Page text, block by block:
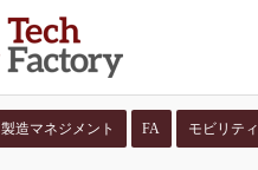
製造マネジメント FA モビリティ